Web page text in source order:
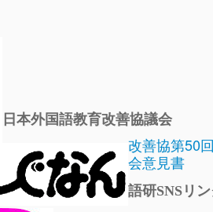
日本外国語教育改善協議会
改善協第50
会意見書
語研SNSリ